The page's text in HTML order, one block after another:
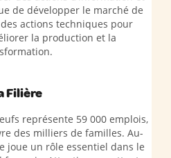
de développer le marché de
actions techniques pour
la production et la
Filière
représente 59 000 emplois,
des milliers de familles. Au-
joue un rôle essentiel dans le